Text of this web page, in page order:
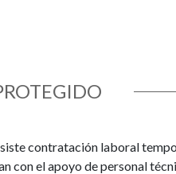
contratación laboral
con el apoyo de personal